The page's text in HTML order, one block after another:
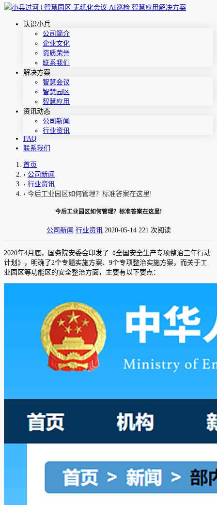
认识小兵
公司简介
企业文化
资质荣誉
联系我们
解决方案
智慧会议
智慧园区
智慧应用
资讯动态
公司新闻
行业资讯
FAQ
联系我们
首页
› 公司新闻
› 行业资讯
› 今后工业园区如何管理？标准答案在这里!
今后工业园区如何管理？标准答案在这里!
公司新闻 行业资讯 2020-05-14 221 次阅读
2020年4月底，国务院安委会印发了《全国安全生产专项整治三年行动
计划》，明确了2个专题实施方案、9个专项整治实施方案，而关于工
业园区等功能区的安全整治方面，主要有以下要点：